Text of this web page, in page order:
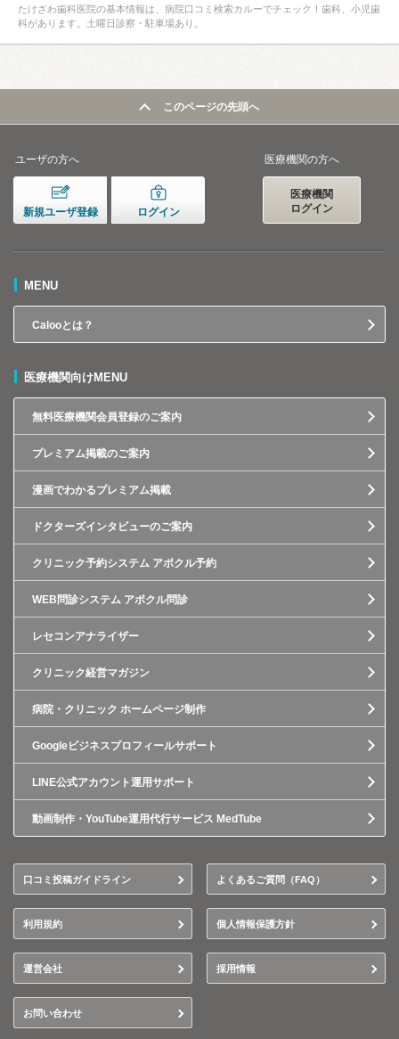
たけざわ歯科医院の基本情報は、病院口コミ検索カルーでチェック！歯科、小児歯
科があります。土曜日診察・駐車場あり。
このページの先頭へ
ユーザの方へ
新規ユーザ登録 ログイン
医療機関の方へ
医療機関
ログイン
MENU
Calooとは？
医療機関向けMENU
無料医療機関会員登録のご案内
プレミアム掲載のご案内
漫画でわかるプレミアム掲載
ドクターズインタビューのご案内
クリニック予約システム アポクル予約
WEB問診システム アポクル問診
レセコンアナライザー
クリニック経営マガジン
病院・クリニック ホームページ制作
Googleビジネスプロフィールサポート
LINE公式アカウント運用サポート
動画制作・YouTube運用代行サービス MedTube
口コミ投稿ガイドライン よくあるご質問（FAQ）
利用規約 個人情報保護方針
運営会社 採用情報
お問い合わせ